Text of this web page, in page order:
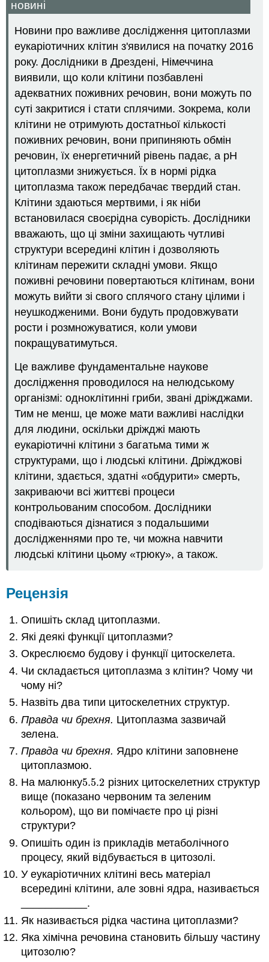
новині
Новини про важливе дослідження цитоплазми
еукаріотичних клітин з'явилися на початку 2016
року. Дослідники в Дрездені, Німеччина
виявили, що коли клітини позбавлені
адекватних поживних речовин, вони можуть по
суті закритися і стати сплячими. Зокрема, коли
клітини не отримують достатньої кількості
поживних речовин, вони припиняють обмін
речовин, їх енергетичний рівень падає, а рН
цитоплазми знижується. Їх в нормі рідка
цитоплазма також передбачає твердий стан.
Клітини здаються мертвими, і як ніби
встановилася своєрідна суворість. Дослідники
вважають, що ці зміни захищають чутливі
структури всередині клітин і дозволяють
клітинам пережити складні умови. Якщо
поживні речовини повертаються клітинам, вони
можуть вийти зі свого сплячого стану цілими і
неушкодженими. Вони будуть продовжувати
рости і розмножуватися, коли умови
покращуватимуться.
Це важливе фундаментальне наукове
дослідження проводилося на нелюдському
організмі: одноклітинні гриби, звані дріжджами.
Тим не менш, це може мати важливі наслідки
для людини, оскільки дріжджі мають
еукаріотичні клітини з багатьма тими ж
структурами, що і людські клітини. Дріжджові
клітини, здається, здатні «обдурити» смерть,
закриваючи всі життєві процеси
контрольованим способом. Дослідники
сподіваються дізнатися з подальшими
дослідженнями про те, чи можна навчити
людські клітини цьому «трюку», а також.
Рецензія
Опишіть склад цитоплазми.
Які деякі функції цитоплазми?
Окреслюємо будову і функції цитоскелета.
Чи складається цитоплазма з клітин? Чому чи
чому ні?
Назвіть два типи цитоскелетних структур.
Правда чи брехня. Цитоплазма зазвичай
зелена.
Правда чи брехня. Ядро клітини заповнене
цитоплазмою.
На малюнку5.5.2
5.5.2 різних цитоскелетних структур
вище (показано червоним та зеленим
кольором), що ви помічаєте про ці різні
структури?
Опишіть один із прикладів метаболічного
процесу, який відбувається в цитозолі.
У еукаріотичних клітині весь матеріал
всередині клітини, але зовні ядра, називається
___________.
Як називається рідка частина цитоплазми?
Яка хімічна речовина становить більшу частину
цитозолю?